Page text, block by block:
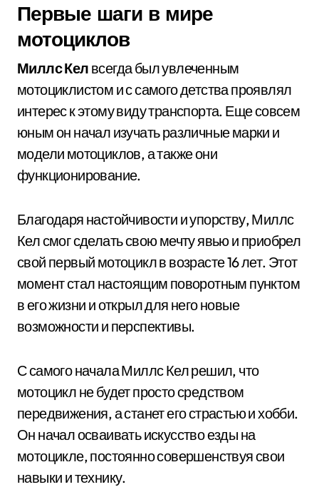
Первые шаги в мире
мотоциклов
Миллс Кел всегда был увлеченным
мотоциклистом и с самого детства проявлял
интерес к этому виду транспорта. Еще совсем
юным он начал изучать различные марки и
модели мотоциклов, а также они
функционирование.
Благодаря настойчивости и упорству, Миллс
Кел смог сделать свою мечту явью и приобрел
свой первый мотоцикл в возрасте 16 лет. Этот
момент стал настоящим поворотным пунктом
в его жизни и открыл для него новые
возможности и перспективы.
С самого начала Миллс Кел решил, что
мотоцикл не будет просто средством
передвижения, а станет его страстью и хобби.
Он начал осваивать искусство езды на
мотоцикле, постоянно совершенствуя свои
навыки и технику.